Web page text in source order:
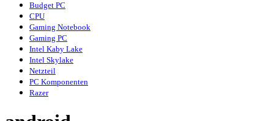
Budget PC
CPU
Gaming Notebook
Gaming PC
Intel Kaby Lake
Intel Skylake
Netzteil
PC Komponenten
Razer